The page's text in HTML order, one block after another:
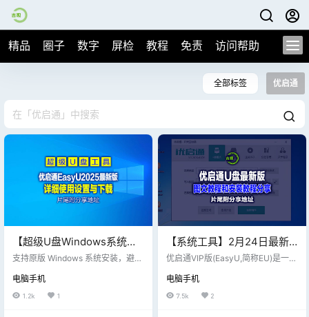
精品 圈子 数字 屏检 教程 免责 访问帮助
全部标签 优启通
【超级U盘Windows系统工
具】最新更新_优启通
版，片尾附下载地址
支持原版 Windows 系统安装，避免
镜像下载功能，方便用户直接获取
最新系统。 数据备份与恢复 支持硬
电脑手机
1.2k 1
【系统工具】2月24日最新
版，优启通
VIP版，请各位老铁低调使
用，片尾附工具下载地址
优启通VIP版(EasyU,简称EU)是一款
具采用U盘三分区方案，支持BIOS
(Legacy)与UEFI双启动模式，在支
电脑手机
7.5k 2